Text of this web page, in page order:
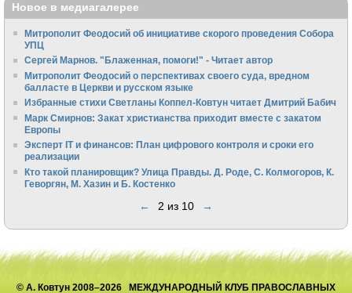
Новое в медиагалерее
Митрополит Феодосий об инициативе скорого проведения Собора
УПЦ
Сергей Марнов. "Блаженная, помоги!" - Читает автор
Митрополит Феодосий о перспективах своего суда, вредном
балласте в Церкви и русском языке
Избранные стихи Светланы Коппел-Ковтун читает Дмитрий Бабич
Марк Смирнов: Закат христианства приходит вместе с закатом
Европы
Эксперт IT и финансов: План цифрового контроля и сроки его
реализации
Кто такой планировщик? Улица Правды. Д. Роде, С. Колмогоров, К.
Геворгян, М. Хазин и Б. Костенко
← 2 из 10 →
© А. Ковтун 2008–2026 МЕЖДУНАРОДНЫЙ КЛУБ ПРАВОСЛАВНЫХ